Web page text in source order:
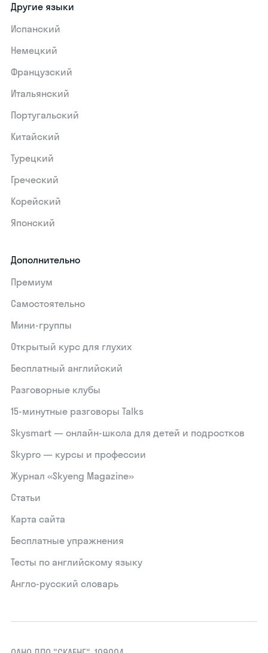
Другие языки
Испанский
Немецкий
Французский
Итальянский
Португальский
Китайский
Турецкий
Греческий
Корейский
Японский
Дополнительно
Премиум
Самостоятельно
Мини-группы
Открытый курс для глухих
Бесплатный английский
Разговорные клубы
15‑минутные разговоры Talks
Skysmart — онлайн-школа для детей и подростков
Skypro — курсы и профессии
Журнал «Skyeng Magazine»
Статьи
Карта сайта
Бесплатные упражнения
Тесты по английскому языку
Англо-русский словарь